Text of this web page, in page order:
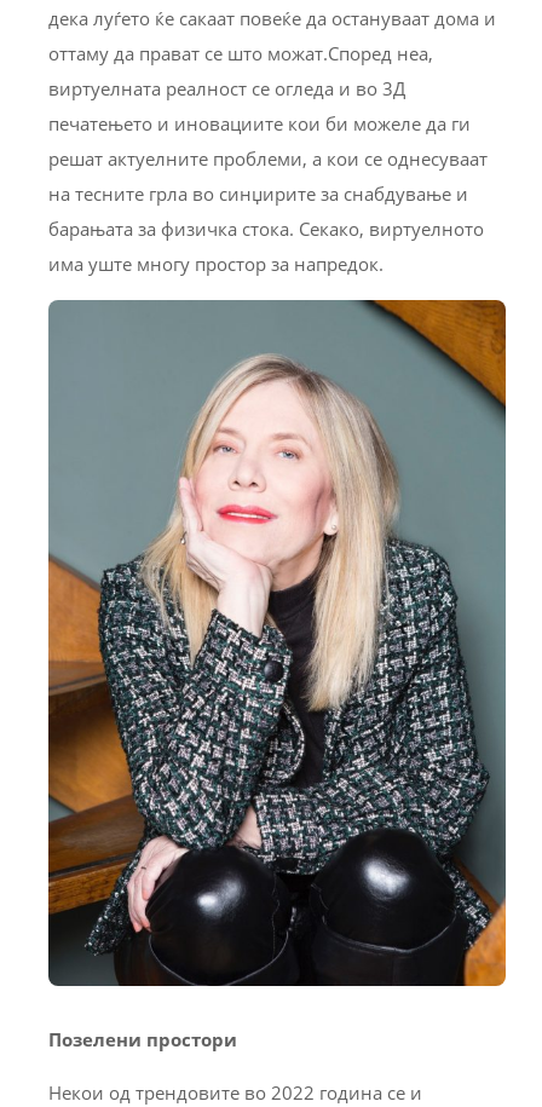
дека луѓето ќе сакаат повеќе да остануваат дома и
оттаму да прават се што можат.Според неа,
виртуелната реалност се огледа и во 3Д
печатењето и иновациите кои би можеле да ги
решат актуелните проблеми, а кои се однесуваат
на тесните грла во синџирите за снабдување и
барањата за физичка стока. Секако, виртуелното
има уште многу простор за напредок.
Позелени простори
Некои од трендовите во 2022 година се и